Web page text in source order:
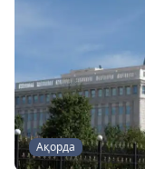
Ақорда